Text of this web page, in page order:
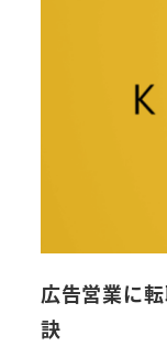
広告営業に
訣